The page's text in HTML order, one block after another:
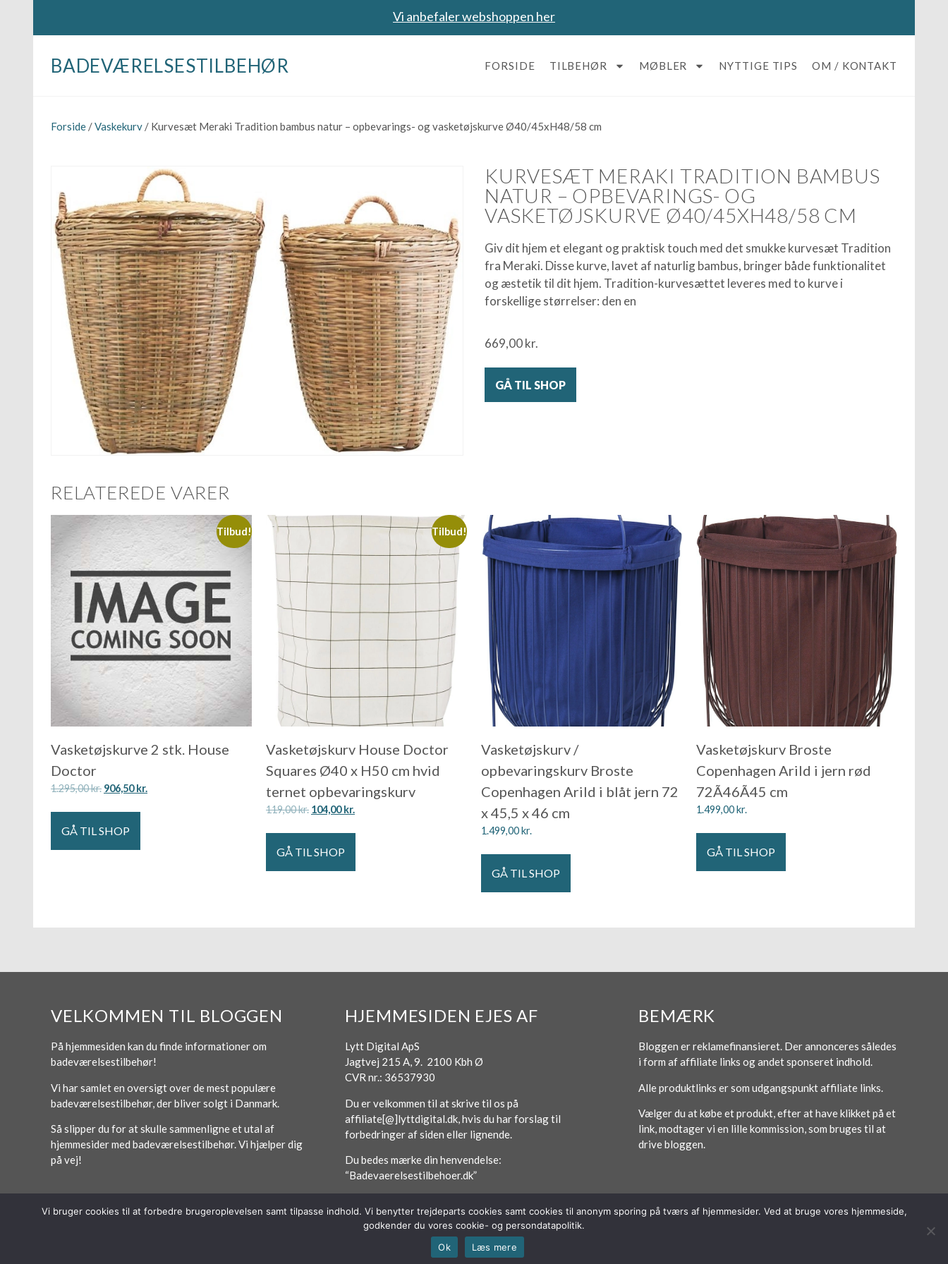
Vi anbefaler webshoppen her
BADEVÆRELSESTILBEHØR FORSIDE TILBEHØR MØBLER NYTTIGE TIPS OM / KONTAKT
Forside /Vaskekurv / Kurvesæt Meraki Tradition bambus natur – opbevarings- og vasketøjskurve Ø40/45xH48/58 cm
KURVESÆT MERAKI TRADITION BAMBUS
NATUR – OPBEVARINGS- OG
VASKETØJSKURVE Ø40/45XH48/58 CM
Giv dit hjem et elegant og praktisk touch med det smukke kurvesæt Tradition
fra Meraki. Disse kurve, lavet af naturlig bambus, bringer både funktionalitet
og æstetik til dit hjem. Tradition-kurvesættet leveres med to kurve i
forskellige størrelser: den en
669,00kr.
GÅ TIL SHOP
RELATEREDE VARER
Tilbud!
Vasketøjskurve 2 stk. House
Doctor
1.295,00kr. 906,50kr.
GÅ TIL SHOP
Tilbud!
Vasketøjskurv House Doctor
Squares Ø40 x H50 cm hvid
ternet opbevaringskurv
119,00kr. 104,00kr.
GÅ TIL SHOP
Vasketøjskurv /
opbevaringskurv Broste
Copenhagen Arild i blåt jern 72
x 45,5 x 46 cm
1.499,00kr.
GÅ TIL SHOP
Vasketøjskurv Broste
Copenhagen Arild i jern rød
72Ã46Ã45 cm
1.499,00kr.
GÅ TIL SHOP
VELKOMMEN TIL BLOGGEN
På hjemmesiden kan du finde informationer om
badeværelsestilbehør!
Vi har samlet en oversigt over de mest populære
badeværelsestilbehør, der bliver solgt i Danmark.
Så slipper du for at skulle sammenligne et utal af
hjemmesider med badeværelsestilbehør. Vi hjælper dig
på vej!
HJEMMESIDEN EJES AF
Lytt Digital ApS
Jagtvej 215 A, 9. 2100 Kbh Ø
CVR nr.: 36537930
Du er velkommen til at skrive til os på
affiliate[@]lyttdigital.dk, hvis du har forslag til
forbedringer af siden eller lignende.
Du bedes mærke din henvendelse:
“Badevaerelsestilbehoer.dk”
BEMÆRK
Bloggen er reklamefinansieret. Der annonceres således
i form af affiliate links og andet sponseret indhold.
Alle produktlinks er som udgangspunkt affiliate links.
Vælger du at købe et produkt, efter at have klikket på et
link, modtager vi en lille kommission, som bruges til at
drive bloggen.
Vi bruger cookies til at forbedre brugeroplevelsen samt tilpasse indhold. Vi benytter trejdeparts cookies samt cookies til anonym sporing på tværs af hjemmesider. Ved at bruge vores hjemmeside,
godkender du vores cookie- og persondatapolitik.
Ok
Læs mere